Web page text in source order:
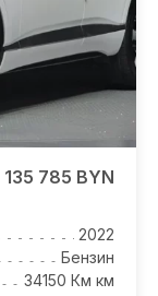
135 785 BYN
2022
Бензин
34150 Км км